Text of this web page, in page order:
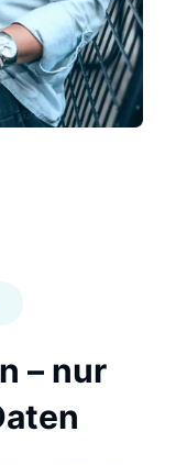
– nur